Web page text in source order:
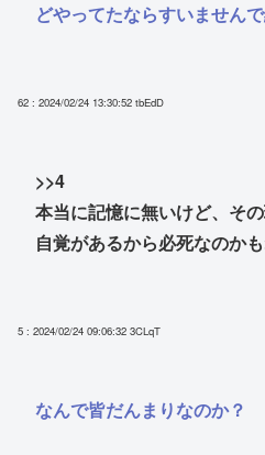
どやってたならすいません
62 : 2024/02/24 13:30:52 tbEdD
>>4
本当に記憶に無いけど、そ
自覚があるから必死なのか
5 : 2024/02/24 09:06:32 3CLqT
なんで皆だんまりなのか？